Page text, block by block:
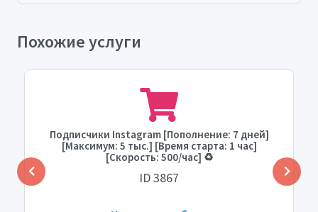
Похожие услуги
Подписчики Instagram [Пополнение: 7 дней]
[Максимум: 5 тыс.] [Время старта: 1 час]
[Скорость: 500/час] ♻️
ID 3867